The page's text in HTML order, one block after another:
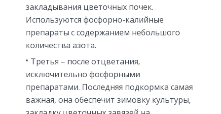
закладывания цветочных почек.
Используются фосфорно-калийные
препараты с содержанием небольшого
количества азота.
Третья – после отцветания,
исключительно фосфорными
препаратами. Последняя подкормка самая
важная, она обеспечит зимовку культуры,